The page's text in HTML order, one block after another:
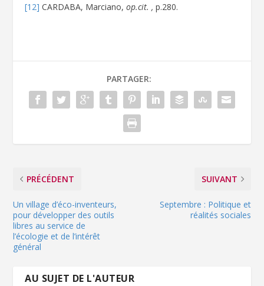
[12] CARDABA, Marciano,op.cit. ,p.280.
PARTAGER:
PRÉCÉDENT
Un village d’éco-inventeurs,
pour développer des outils
libres au service de
l’écologie et de l’intérêt
général
SUIVANT
Septembre : Politique et
réalités sociales
AU SUJET DE L'AUTEUR